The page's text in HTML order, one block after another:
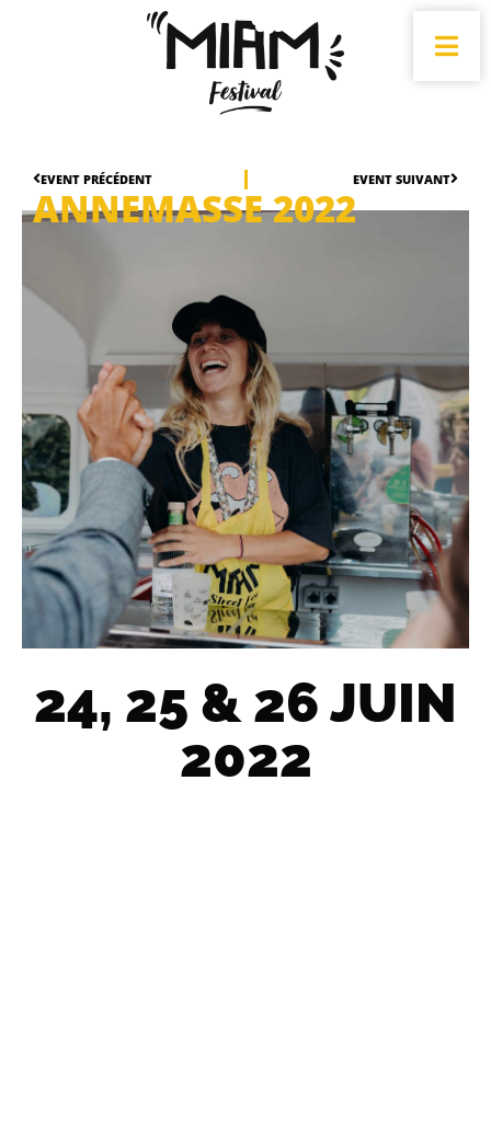
EVENT PRÉCÉDENT EVENT SUIVANT
ANNEMASSE 2022
24, 25 & 26 JUIN
2022